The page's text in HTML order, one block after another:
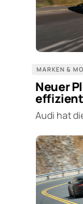
MARKEN &
Neuer
Audi hat